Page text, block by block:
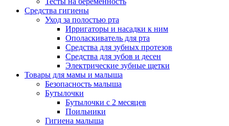
Средства гигиены
Уход за полостью рта
Ирригаторы и насадки к ним
Ополаскиватель для рта
Средства для зубных протезов
Средства для зубов и десен
Электрические зубные щетки
Товары для мамы и малыша
Безопасность малыша
Бутылочки
Бутылочки с 2 месяцев
Поильники
Гигиена малыша